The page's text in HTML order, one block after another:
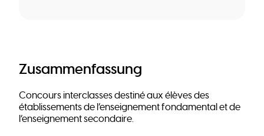
Zusammenfassung
Concours interclasses destiné aux élèves des
établissements de l’enseignement fondamental et de
l’enseignement secondaire.